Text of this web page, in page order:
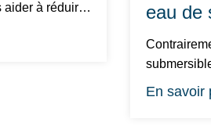
eau de
submersibles, Pompes à
En savoir